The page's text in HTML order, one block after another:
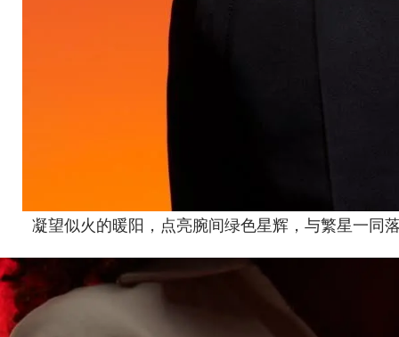
凝望似火的暖阳，点亮腕间绿色星辉，与繁星一同